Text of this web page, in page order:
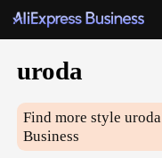
uroda
Find more styleuroda
Business